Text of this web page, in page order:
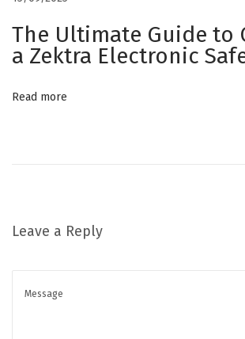
The Ultimate Guide to
a Zektra Electronic
Read more
Leave a Reply